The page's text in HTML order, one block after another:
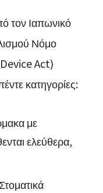
τον Ιαπωνικό
Νόμο
Act)
κατηγορίες:
με
ελεύθερα,